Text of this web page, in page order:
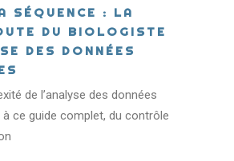
SÉQUENCE : LA
DU BIOLOGISTE
DES DONNÉES
de l’analyse des données
ce guide complet, du contrôle